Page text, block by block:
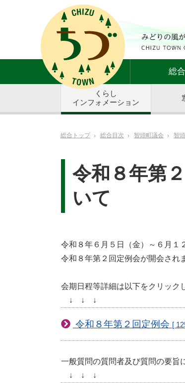
総
くらし
インフォメーション
総合トップ 総合目次 智頭町議会 智
令和８年第
いて
令和８年６月５日（金）～６月１
令和８年第２回定例会が開会され
会期日程等詳細は以下をクリック
↓ ↓ ↓
令和８年第２回定例会 [
一般質問の質問者及び質問の要旨
↓ ↓ ↓